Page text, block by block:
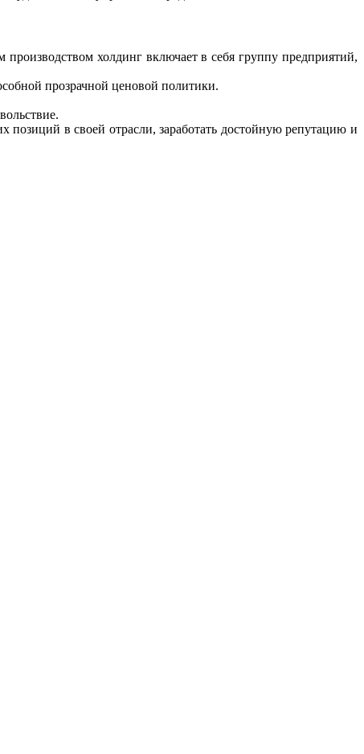
холдинг включает в себя группу предприятий,
прозрачной ценовой политики.
позиций в своей отрасли, заработать достойную репутацию и